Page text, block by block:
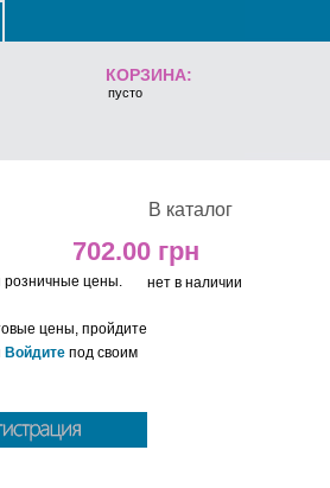
КОРЗИНА:
пусто
В каталог
702.00
нет в наличии
розничные цены.
цены, пройдите
Войдите под своим